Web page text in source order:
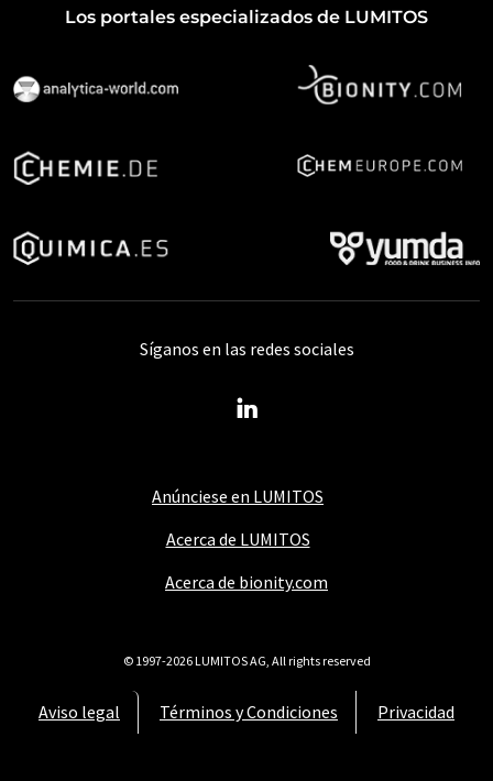
Los portales especializados de LUMITOS
Anúnciese en LUMITOS
Acerca de LUMITOS
Acerca de bionity.com
Aviso legal Términos y Condiciones Privacidad
Síganos en las redes sociales
© 1997-2026 LUMITOS AG, All rights reserved